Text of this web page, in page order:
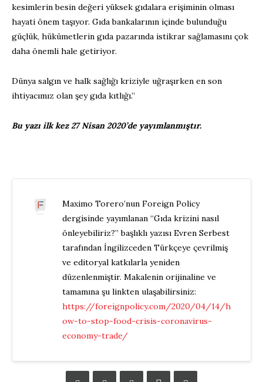
kesimlerin besin değeri yüksek gıdalara erişiminin olması
hayati önem taşıyor. Gıda bankalarının içinde bulunduğu
güçlük, hükümetlerin gıda pazarında istikrar sağlamasını çok
daha önemli hale getiriyor.
Dünya salgın ve halk sağlığı kriziyle uğraşırken en son
ihtiyacımız olan şey gıda kıtlığı.”
Bu yazı ilk kez 27 Nisan 2020’de yayımlanmıştır.
Maximo Torero’nun Foreign Policy
dergisinde yayımlanan “Gıda krizini nasıl
önleyebiliriz?” başlıklı yazısı Evren Serbest
tarafından İngilizceden Türkçeye çevrilmiş
ve editoryal katkılarla yeniden
düzenlenmiştir. Makalenin orijinaline ve
tamamına şu linkten ulaşabilirsiniz:
https://foreignpolicy.com/2020/04/14/h
ow-to-stop-food-crisis-coronavirus-
economy-trade/